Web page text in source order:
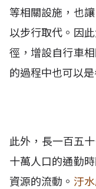
等相關設施，也
以步行取代。因
徑，增設自行車
的過程中也可以是
此外，長一百五
十萬人口的通勤
資源的流動。 汙